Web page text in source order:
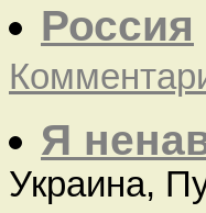
Россия
Я
Украина,